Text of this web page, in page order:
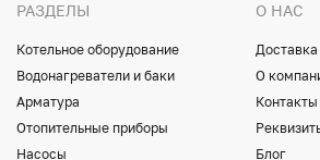
РАЗДЕЛЫ
Котельное оборудование
Водонагреватели и баки
Арматура
Отопительные приборы
Насосы
О НАС
Доставка
О
Контакты
Блог